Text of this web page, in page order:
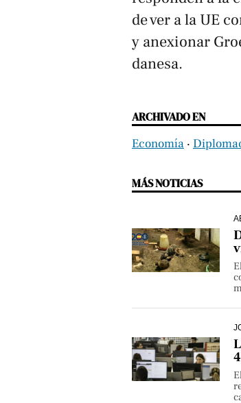
de ver a la UE
y anexionar
danesa.
ARCHIVADO EN
Economía ‧
MÁS NOTICIAS